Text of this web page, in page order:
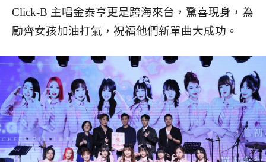
Click-B 主唱金泰亨更是跨海來台，驚喜現身，為
勵齊女孩加油打氣，祝福他們新單曲大成功。